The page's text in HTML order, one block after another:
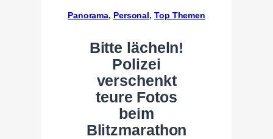
Panorama, Personal, Top Themen
Bitte lächeln!
Polizei
verschenkt
teure Fotos
beim
Blitzmarathon